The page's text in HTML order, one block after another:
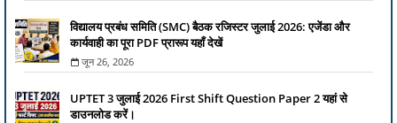
विद्यालय प्रबंध समिति (SMC) बैठक रजिस्टर जुलाई 2026: एजेंडा और
कार्यवाही का पूरा PDF प्रारूप यहाँ देखें
जून 26, 2026
UPTET 3 जुलाई 2026 First Shift Question Paper 2 यहां से
डाउनलोड करें।